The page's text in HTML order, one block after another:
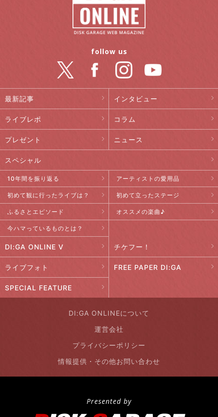
最新記事 インタビュー
ライブレポ コラム
プレゼント ニュース
スペシャル
10年間を振り返る アーティストの愛用品
初めて観に行ったライブは？ 初めて立ったステージ
ふるさとエピソード オススメの楽曲♪
今ハマっているものとは？
DI:GA ONLINE V チケフー！
ライブフォト FREE PAPER DI:GA
SPECIAL FEATURE
follow us
DI:GA ONLINEについて
運営会社
プライバシーポリシー
情報提供・その他お問い合わせ
Presented by